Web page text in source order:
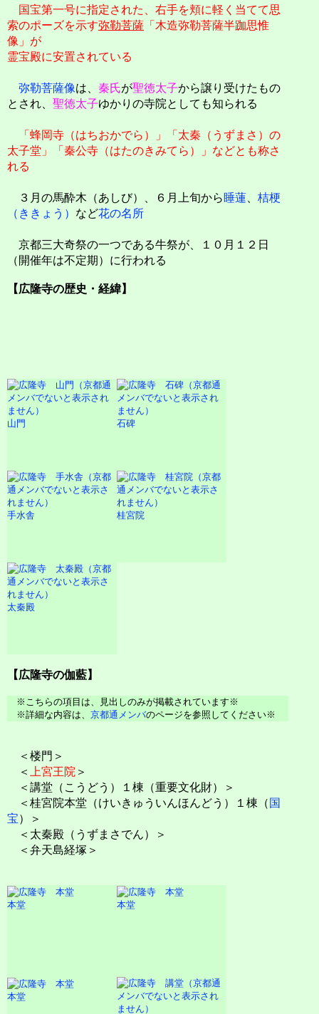
国宝第一号に指定された、右手を頬に軽く当てて思
索のポーズを示す弥勒菩薩 「木造弥勒菩薩半跏思惟
像」が
霊宝殿に安置されている
弥勒菩薩像は、 秦氏が聖徳太子から譲り受けたもの
とされ、 聖徳太子ゆかりの寺院としても知られる
「蜂岡寺（はちおかでら）」「太秦（うずまさ）の
太子堂」「秦公寺（はたのきみてら）」などとも称さ
れる
３月の馬酔木（あしび）、６月上旬から 睡蓮
桔梗
（ききょう） など花の名所
京都三大奇祭の一つである牛祭が、１０月１２日
（開催年は不定期）に行われる
【広隆寺の歴史・経緯】
山門 石碑
手水舎 桂宮院
太秦殿
【広隆寺の伽藍】
※こちらの項目は、見出しのみが掲載されています※
※詳細な内容は、 京都通メンバのページを参照してください※
＜楼門＞
＜
上宮王院 ＞
＜講堂（こうどう）１棟（重要文化財）＞
＜桂宮院本堂（けいきゅういんほんどう）１棟（ 国
宝）＞
＜太秦殿（うずまさでん）＞
＜弁天島経塚＞
本堂 本堂
本堂